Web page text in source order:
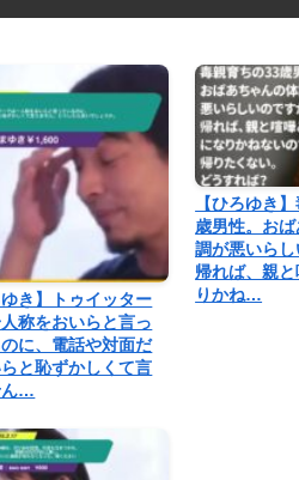
ゆき】トゥイッター
称をおいらと言っ
に、電話や対面だ
と恥ずかしくて言
ん…
【ひろゆき
歳男性。お
調が悪いらし
帰れば、親
りかね…